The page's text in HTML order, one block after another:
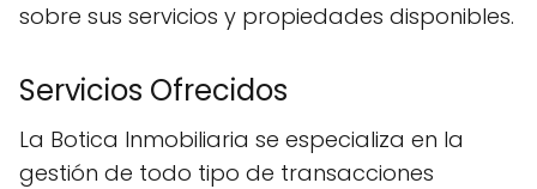
sobre sus servicios y propiedades disponibles.
Servicios Ofrecidos
La Botica Inmobiliaria se especializa en la
gestión de todo tipo de transacciones